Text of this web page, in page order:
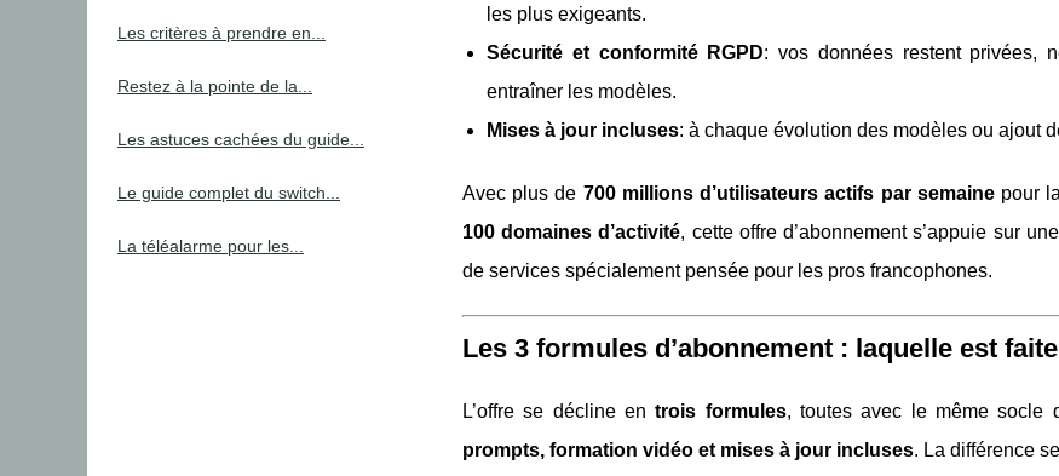
les plus exigeants.
Sécurité et conformité RGPD: vos données restent privées,
entraîner les modèles.
Mises à jour incluses: à chaque évolution des modèles ou ajout
Avec plus de 700 millions d’utilisateurs actifs par semainepour
100 domaines d’activité, cette offre d’abonnement s’appuie sur
de services spécialement pensée pour les pros francophones.
Les 3 formules d’abonnement : laquelle est
L’offre se décline entrois formules, toutes avec le même socle
prompts, formation vidéo et mises à jour incluses. La différence
Les critères à prendre en...
Restez à la pointe de la...
Les astuces cachées du guide...
Le guide complet du switch...
La téléalarme pour les...